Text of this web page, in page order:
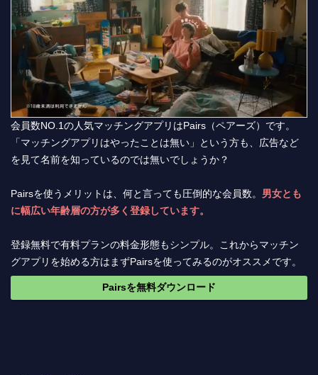
会員数NO.1の人気マッチングアプリはPairs（ペアーズ）です。
「マッチングアプリはやったことは無い」という方も、広告など
を見て名前を知っているのでは無いでしょうか？
Pairsを使うメリットは、何と言っても圧倒的な会員数。 男女とも
に幅広い年齢層の方が多く登録しています。
登録無料で有料プランの料金形態もシンプル。これからマッチン
グアプリを始める方はまずPairsを使ってみるのがオススメです。
Pairsを無料ダウンロード